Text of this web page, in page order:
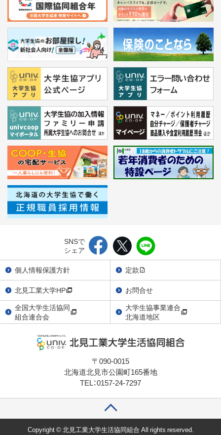
SNSで
シェア
個人情報保護方針
定款
北見工業大学HP
お問合せ
全国大学生活協同
組合連合会
大学生協事業連合
北海道地区
〒090-0015
北海道北見市公園町165番地
TEL：0157-24-7297
Copyright © 北見工業大学生活協同組合 All rights reserved.